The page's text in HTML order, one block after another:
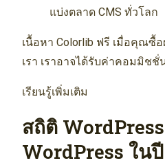
แบ่งตลาด CMS ทั่วโลก
เนื้อหา Colorlib ฟรี เมื่อคุณซื้
เรา เราอาจได้รับค่าคอมมิช
เรียนรู้เพิ่มเติม
สถิติ
WordPress ใน